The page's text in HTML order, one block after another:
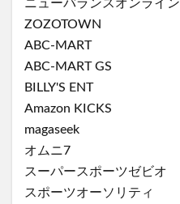
ニューバランスオンライン
ZOZOTOWN
ABC-MART
ABC-MART GS
BILLY'S ENT
Amazon KICKS
magaseek
オムニ7
スーパースポーツゼビオ
スポーツオーソリティ